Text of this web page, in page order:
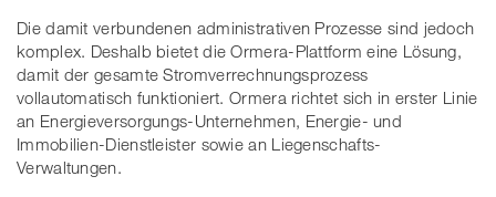
Die damit verbundenen administrativen Prozesse sind jedoch
komplex. Deshalb bietet die Ormera-Plattform eine Lösung,
damit der gesamte Stromverrechnungsprozess
vollautomatisch funktioniert. Ormera richtet sich in erster Linie
an Energieversorgungs-Unternehmen, Energie- und
Immobilien-Dienstleister sowie an Liegenschafts-
Verwaltungen.